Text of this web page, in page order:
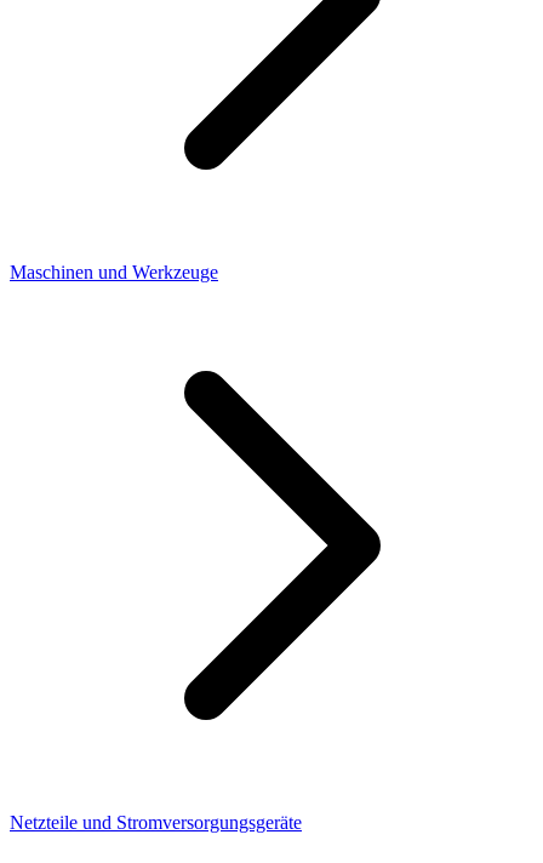
Maschinen und Werkzeuge
Netzteile und Stromversorgungsgeräte